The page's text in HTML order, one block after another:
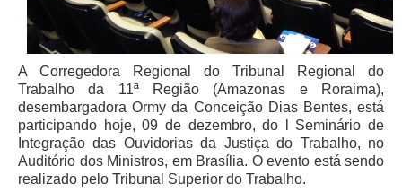
A Corregedora Regional do Tribunal Regional do
Trabalho da 11ª Região (Amazonas e Roraima),
desembargadora Ormy da Conceição Dias Bentes, está
participando hoje, 09 de dezembro, do l Seminário de
Integração das Ouvidorias da Justiça do Trabalho, no
Auditório dos Ministros, em Brasília. O evento está sendo
realizado pelo Tribunal Superior do Trabalho.